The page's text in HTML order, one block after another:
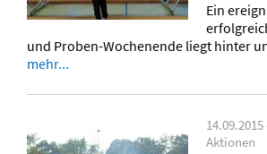
Ein
und Proben-Wochenende liegt hinter
mehr...
Aktionen